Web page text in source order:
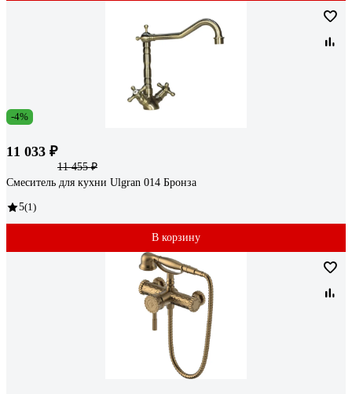
-4%
11 033 ₽
11 455 ₽
Смеситель для кухни Ulgran 014 Бронза
5(1)
В корзину